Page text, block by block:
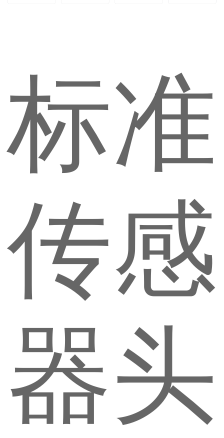
标准
传感
器头